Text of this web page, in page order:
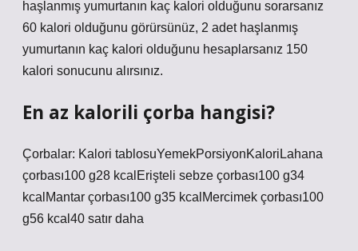
haşlanmış yumurtanın kaç kalori olduğunu sorarsanız
60 kalori olduğunu görürsünüz, 2 adet haşlanmış
yumurtanın kaç kalori olduğunu hesaplarsanız 150
kalori sonucunu alırsınız.
En az kalorili çorba hangisi?
Çorbalar: Kalori tablosuYemekPorsiyonKaloriLahana
çorbası100 g28 kcalErişteli sebze çorbası100 g34
kcalMantar çorbası100 g35 kcalMercimek çorbası100
g56 kcal40 satır daha